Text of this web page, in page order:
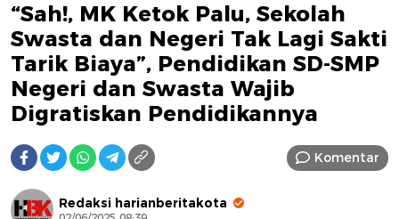
“Sah!, MK Ketok Palu, Sekolah
Swasta dan Negeri Tak Lagi Sakti
Tarik Biaya”, Pendidikan SD-SMP
Negeri dan Swasta Wajib
Digratiskan Pendidikannya
Komentar
Redaksi harianberitakota